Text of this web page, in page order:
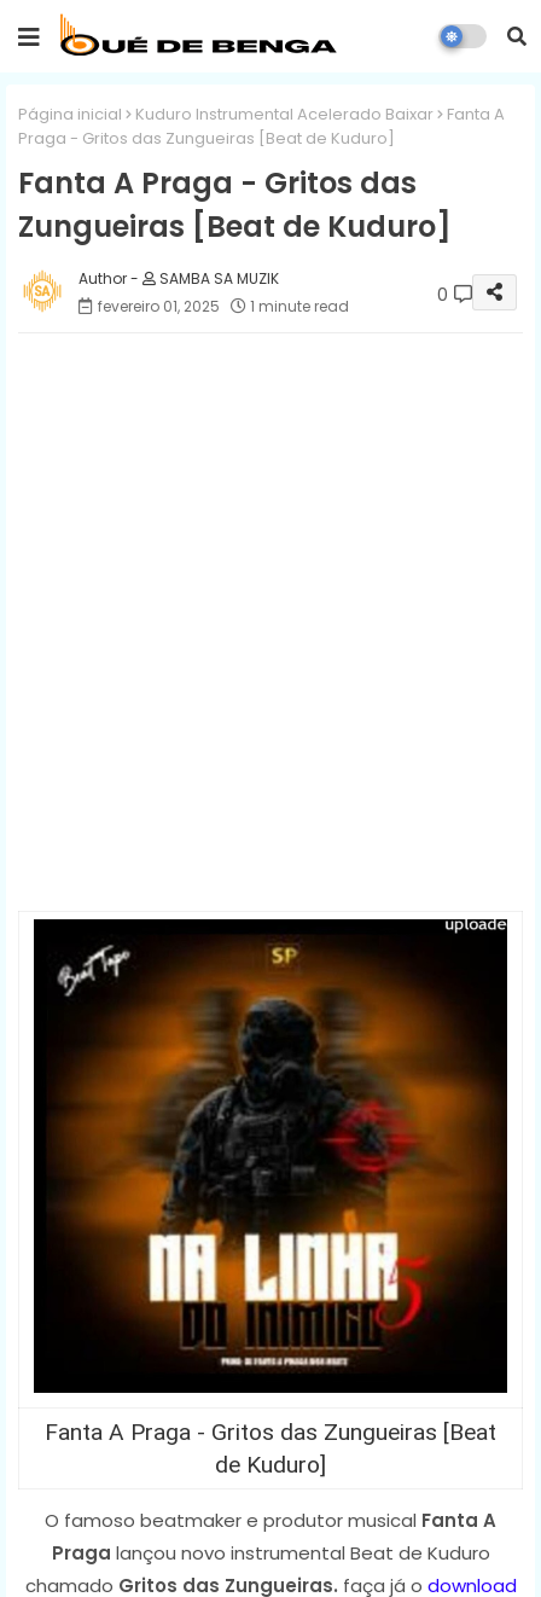
Página inicial Kuduro Instrumental Acelerado Baixar
Fanta A
Praga - Gritos das Zungueiras [Beat de Kuduro]
Fanta A Praga - Gritos das
Zungueiras [Beat de Kuduro]
SAMBA SA MUZIK
fevereiro 01, 2025
1 minute read 0
Fanta A Praga - Gritos das Zungueiras [Beat
de Kuduro]
O famoso beatmaker e produtor musical Fanta A
Praga lançou novo instrumental Beat de Kuduro
chamado Gritos das Zungueiras. faça já o download